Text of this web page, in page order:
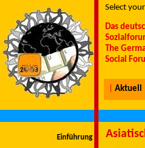
Select
Das
The
Social
Aktuell
Einführung